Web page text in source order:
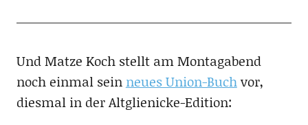
Und Matze Koch stellt am Montagabend
noch einmal sein neues Union-Buchvor,
diesmal in der Altglienicke-Edition: